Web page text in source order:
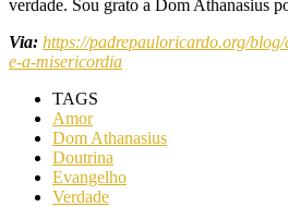
verdade. Sou grato a Dom Athanasius
Via: https://padrepauloricardo.org/
e-a-misericordia
TAGS
Amor
Dom Athanasius
Doutrina
Evangelho
Verdade